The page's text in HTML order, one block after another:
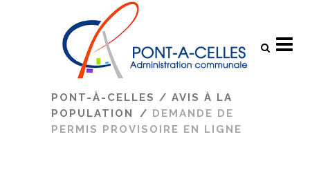
PONT-À-CELLES / AVIS À LA
POPULATION
/ DEMANDE DE
PERMIS PROVISOIRE EN LIGNE